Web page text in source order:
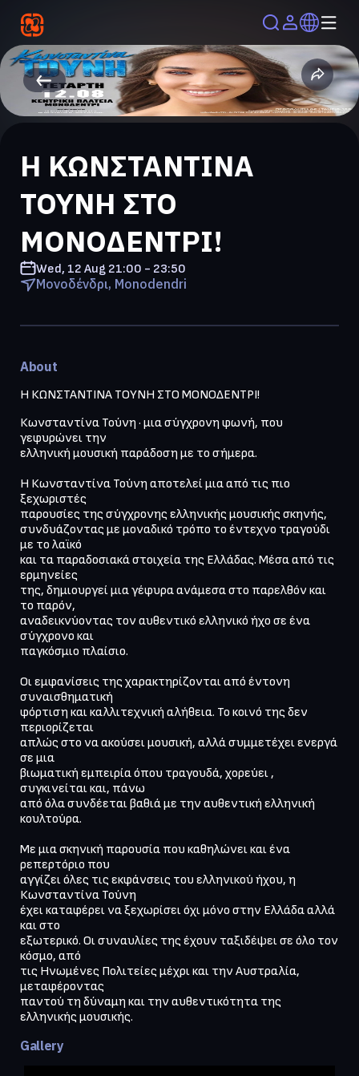
Η ΚΩΝΣΤΑΝΤΙΝΑ
ΤΟΥΝΗ ΣΤΟ
ΜΟΝΟΔΕΝΤΡΙ!
Wed, 12 Aug 21:00 - 23:50
Μονοδένδρι, Monodendri
About
Η ΚΩΝΣΤΑΝΤΙΝΑ ΤΟΥΝΗ ΣΤΟ ΜΟΝΟΔΕΝΤΡΙ!
Κωνσταντίνα Τούνη · μια σύγχρονη φωνή, που
γεφυρώνει την
ελληνική μουσική παράδοση με το σήμερα.
Η Κωνσταντίνα Τούνη αποτελεί μια από τις πιο
ξεχωριστές
παρουσίες της σύγχρονης ελληνικής μουσικής σκηνής,
συνδυάζοντας με μοναδικό τρόπο το έντεχνο τραγούδι
με το λαϊκό
και τα παραδοσιακά στοιχεία της Ελλάδας. Μέσα από τις
ερμηνείες
της, δημιουργεί μια γέφυρα ανάμεσα στο παρελθόν και
το παρόν,
αναδεικνύοντας τον αυθεντικό ελληνικό ήχο σε ένα
σύγχρονο και
παγκόσμιο πλαίσιο.
Οι εμφανίσεις της χαρακτηρίζονται από έντονη
συναισθηματική
φόρτιση και καλλιτεχνική αλήθεια. Το κοινό της δεν
περιορίζεται
απλώς στο να ακούσει μουσική, αλλά συμμετέχει ενεργά
σε μια
βιωματική εμπειρία όπου τραγουδά, χορεύει ,
συγκινείται και, πάνω
από όλα συνδέεται βαθιά με την αυθεντική ελληνική
κουλτούρα.
Με μια σκηνική παρουσία που καθηλώνει και ένα
ρεπερτόριο που
αγγίζει όλες τις εκφάνσεις του ελληνικού ήχου, η
Κωνσταντίνα Τούνη
έχει καταφέρει να ξεχωρίσει όχι μόνο στην Ελλάδα αλλά
και στο
εξωτερικό. Οι συναυλίες της έχουν ταξιδέψει σε όλο τον
κόσμο, από
τις Ηνωμένες Πολιτείες μέχρι και την Αυστραλία,
μεταφέροντας
παντού τη δύναμη και την αυθεντικότητα της
ελληνικής μουσικής.
Gallery